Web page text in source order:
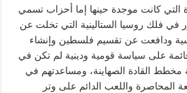
التي كانت موجدة حينها إما أحزاب تسمي
في فلك روسيا الستالينية التي تخلت عن
ودافعت عن تقسيم فلسطين وإنشاء
على سياسة قومية ودينية لم تكن في
القادة الصهاينة، ومساعدتهم في
المحاصرة واللعب الدائم على وتر